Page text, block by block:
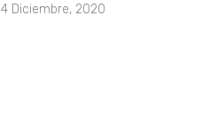
4 Diciembre, 2020